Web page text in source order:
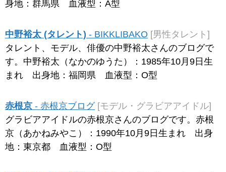
身地：群馬県 血液型：A型
中野裕太 (タレント) - BIKKLIBAKO [男性タレント]
タレント、モデル、俳優の中野裕太さんのブログで
す。中野裕太（なかのゆうた）：1985年10月9日生
まれ 出身地：福岡県 血液型：O型
赤根京 - 赤根京ブログ [モデル・グラビアアイドル]
グラビアアイドルの赤根京さんのブログです。赤根
京（あかねみやこ）：1990年10月9日生まれ 出身
地：東京都 血液型：O型